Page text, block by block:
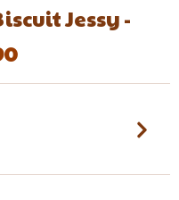
Jessy -